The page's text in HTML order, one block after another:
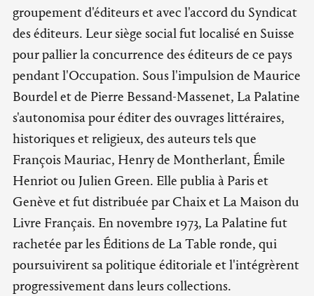
groupement d'éditeurs et avec l'accord du Syndicat
des éditeurs. Leur siège social fut localisé en Suisse
pour pallier la concurrence des éditeurs de ce pays
pendant l'Occupation. Sous l'impulsion de Maurice
Bourdel et de Pierre Bessand-Massenet, La Palatine
s'autonomisa pour éditer des ouvrages littéraires,
historiques et religieux, des auteurs tels que
François Mauriac, Henry de Montherlant, Émile
Henriot ou Julien Green. Elle publia à Paris et
Genève et fut distribuée par Chaix et La Maison du
Livre Français. En novembre 1973, La Palatine fut
rachetée par les Éditions de La Table ronde, qui
poursuivirent sa politique éditoriale et l'intégrèrent
progressivement dans leurs collections.